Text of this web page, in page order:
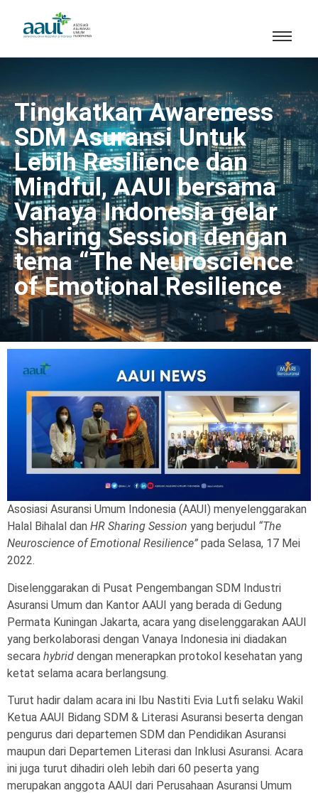
Tingkatkan Awareness
SDM Asuransi Untuk
Lebih Resilience dan
Mindful, AAUI bersama
Vanaya Indonesia gelar
Sharing Session dengan
tema “The Neuroscience
of Emotional Resilience
Asosiasi Asuransi Umum Indonesia (AAUI) menyelenggarakan
Halal Bihalal dan HR Sharing Session yang berjudul “The
Neuroscience of Emotional Resilience” pada Selasa, 17 Mei
2022.
Diselenggarakan di Pusat Pengembangan SDM Industri
Asuransi Umum dan Kantor AAUI yang berada di Gedung
Permata Kuningan Jakarta, acara yang diselenggarakan AAUI
yang berkolaborasi dengan Vanaya Indonesia ini diadakan
secara hybrid dengan menerapkan protokol kesehatan yang
ketat selama acara berlangsung.
Turut hadir dalam acara ini Ibu Nastiti Evia Lutfi selaku Wakil
Ketua AAUI Bidang SDM & Literasi Asuransi beserta dengan
pengurus dari departemen SDM dan Pendidikan Asuransi
maupun dari Departemen Literasi dan Inklusi Asuransi. Acara
ini juga turut dihadiri oleh lebih dari 60 peserta yang
merupakan anggota AAUI dari Perusahaan Asuransi Umum